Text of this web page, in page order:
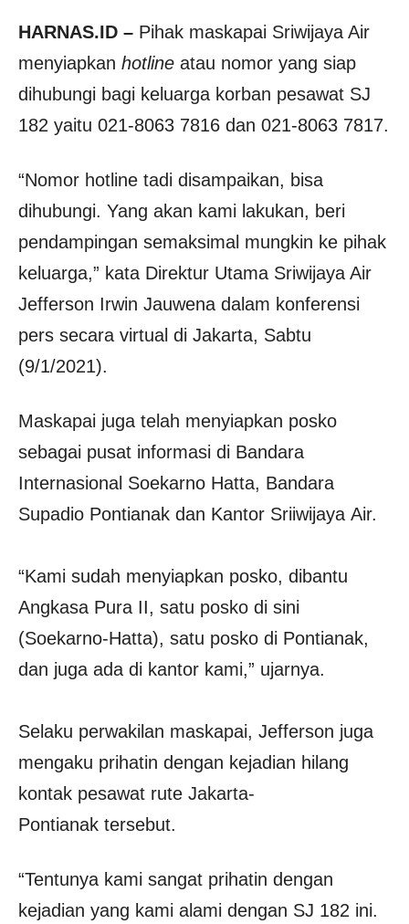
HARNAS.ID – Pihak maskapai Sriwijaya Air
menyiapkan hotline atau nomor yang siap
dihubungi bagi keluarga korban pesawat SJ
182 yaitu 021-8063 7816 dan 021-8063 7817.
“Nomor hotline tadi disampaikan, bisa
dihubungi. Yang akan kami lakukan, beri
pendampingan semaksimal mungkin ke pihak
keluarga,” kata Direktur Utama Sriwijaya Air
Jefferson Irwin Jauwena dalam konferensi
pers secara virtual di Jakarta, Sabtu
(9/1/2021).
Maskapai juga telah menyiapkan posko
sebagai pusat informasi di Bandara
Internasional Soekarno Hatta, Bandara
Supadio Pontianak dan Kantor Sriiwijaya Air.
“Kami sudah menyiapkan posko, dibantu
Angkasa Pura II, satu posko di sini
(Soekarno-Hatta), satu posko di Pontianak,
dan juga ada di kantor kami,” ujarnya.
Selaku perwakilan maskapai, Jefferson juga
mengaku prihatin dengan kejadian hilang
kontak pesawat rute Jakarta-
Pontianak tersebut.
“Tentunya kami sangat prihatin dengan
kejadian yang kami alami dengan SJ 182 ini.